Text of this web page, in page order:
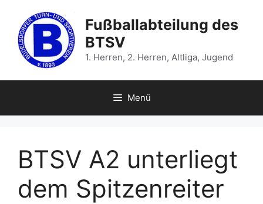
Inhalt
springen
Fußballabteilung des
BTSV
1. Herren, 2. Herren, Altliga, Jugend
Menü
BTSV A2 unterliegt
dem Spitzenreiter